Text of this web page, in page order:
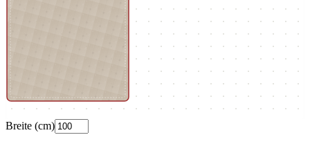
Breite (cm)